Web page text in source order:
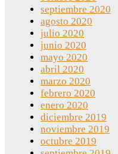
septiembre 2020
agosto 2020
julio 2020
junio 2020
mayo 2020
abril 2020
marzo 2020
febrero 2020
enero 2020
diciembre 2019
noviembre 2019
octubre 2019